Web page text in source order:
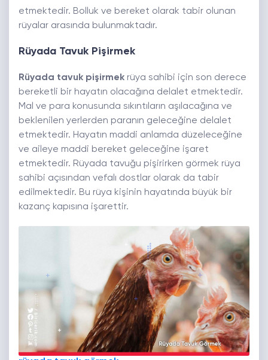
etmektedir. Bolluk ve bereket olarak tabir olunan
rüyalar arasında bulunmaktadır.
Rüyada Tavuk Pişirmek
Rüyada tavuk pişirmek rüya sahibi için son derece
bereketli bir hayatın olacağına delalet etmektedir.
Mal ve para konusunda sıkıntıların aşılacağına ve
beklenilen yerlerden paranın geleceğine delalet
etmektedir. Hayatın maddi anlamda düzeleceğine
ve aileye maddi bereket geleceğine işaret
etmektedir. Rüyada tavuğu pişirirken görmek rüya
sahibi açısından vefalı dostlar olarak da tabir
edilmektedir. Bu rüya kişinin hayatında büyük bir
kazanç kapısına işarettir.